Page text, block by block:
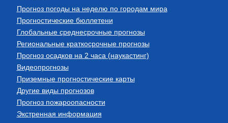
Прогноз погоды на неделю по городам мира
Прогностические бюллетени
Глобальные среднесрочные прогнозы
Региональные краткосрочные прогнозы
Прогноз осадков на 2 часа (наукастинг)
Видеопрогнозы
Приземные прогностические карты
Другие виды прогнозов
Прогноз пожароопасности
Экстренная информация